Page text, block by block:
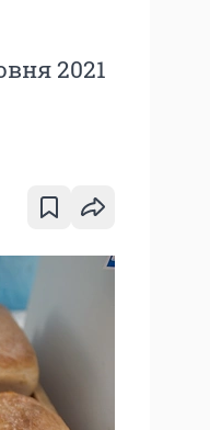
2021